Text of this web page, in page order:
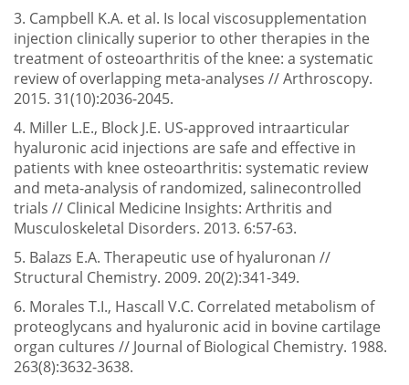
3. Campbell K.A. et al. Is local viscosupplementation
injection clinically superior to other therapies in the
treatment of osteoarthritis of the knee: a systematic
review of overlapping meta-analyses // Arthroscopy.
2015. 31(10):2036-2045.
4. Miller L.E., Block J.E. US-approved intraarticular
hyaluronic acid injections are safe and effective in
patients with knee osteoarthritis: systematic review
and meta-analysis of randomized, salinecontrolled
trials // Clinical Medicine Insights: Arthritis and
Musculoskeletal Disorders. 2013. 6:57-63.
5. Balazs E.A. Therapeutic use of hyaluronan //
Structural Chemistry. 2009. 20(2):341-349.
6. Morales T.I., Hascall V.C. Correlated metabolism of
proteoglycans and hyaluronic acid in bovine cartilage
organ cultures // Journal of Biological Chemistry. 1988.
263(8):3632-3638.